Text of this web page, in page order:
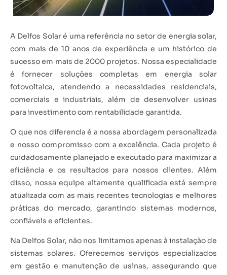
A Delfos Solar é uma referência no setor de energia solar,
com mais de 10 anos de experiência e um histórico de
sucesso em mais de 2000 projetos. Nossa especialidade
é fornecer soluções completas em energia solar
fotovoltaica, atendendo a necessidades residenciais,
comerciais e industriais, além de desenvolver usinas
para investimento com rentabilidade garantida.
O que nos diferencia é a nossa abordagem personalizada
e nosso compromisso com a excelência. Cada projeto é
cuidadosamente planejado e executado para maximizar a
eficiência e os resultados para nossos clientes. Além
disso, nossa equipe altamente qualificada está sempre
atualizada com as mais recentes tecnologias e melhores
práticas do mercado, garantindo sistemas modernos,
confiáveis e eficientes.
Na Delfos Solar, não nos limitamos apenas à instalação de
sistemas solares. Oferecemos serviços especializados
em gestão e manutenção de usinas, assegurando que